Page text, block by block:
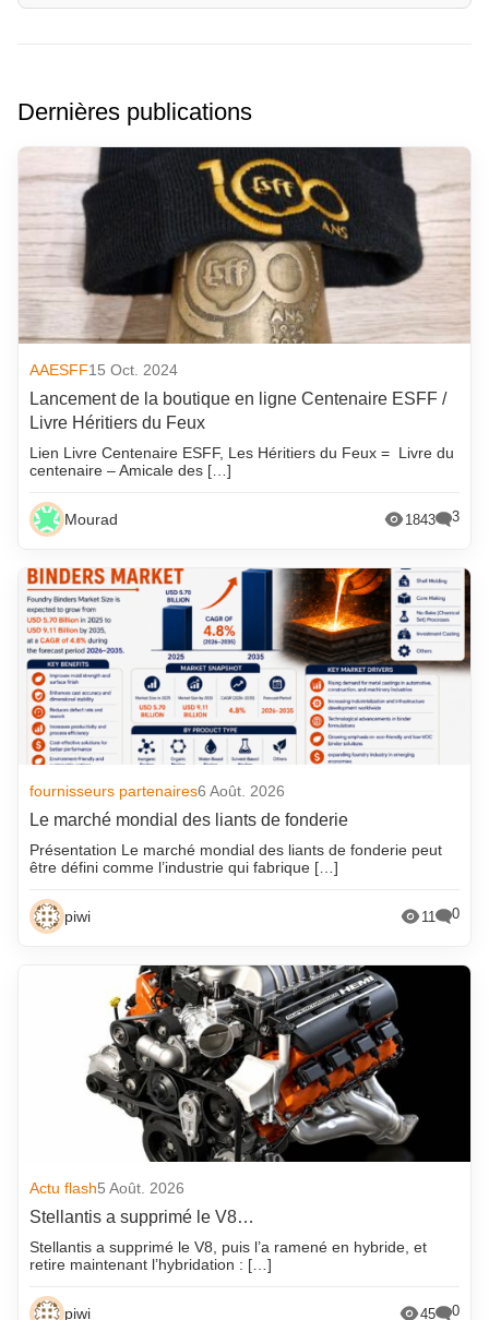
Dernières publications
AAESFF15 Oct. 2024
Lancement de la boutique en ligne Centenaire ESFF /
Livre Héritiers du Feux
Lien Livre Centenaire ESFF, Les Héritiers du Feux = Livre du
centenaire – Amicale des […]
Mourad 1843 3
fournisseurs partenaires6 Août. 2026
Le marché mondial des liants de fonderie
Présentation Le marché mondial des liants de fonderie peut
être défini comme l’industrie qui fabrique […]
piwi 11 0
Actu flash5 Août. 2026
Stellantis a supprimé le V8…
Stellantis a supprimé le V8, puis l’a ramené en hybride, et
retire maintenant l’hybridation : […]
piwi 45 0